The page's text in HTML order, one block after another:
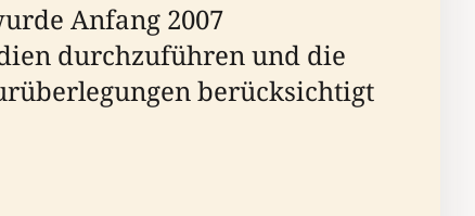
Anfang 2007
durchzuführen und die
berücksichtigt